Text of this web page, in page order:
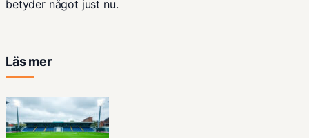
betyder något just nu.
Läs mer